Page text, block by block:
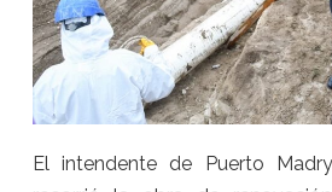
El intendente de Puerto